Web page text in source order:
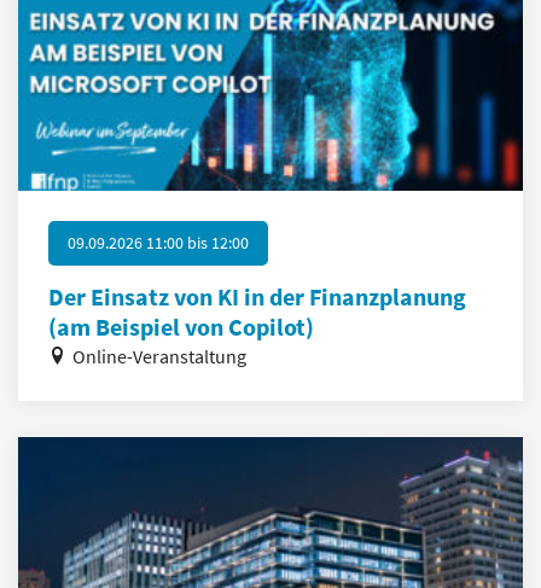
09.09.2026 11:00 bis 12:00
Der Einsatz von KI in der Finanzplanung
(am Beispiel von Copilot)
Online-Veranstaltung